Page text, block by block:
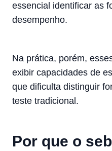
essencial identificar as
desempenho.
Na prática, porém,
exibir capacidades de
que dificulta distinguir
teste tradicional.
Por que o